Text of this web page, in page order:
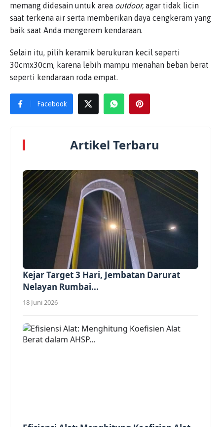
memang didesain untuk area outdoor, agar tidak licin
saat terkena air serta memberikan daya cengkeram yang
baik saat Anda mengerem kendaraan.
Selain itu, pilih keramik berukuran kecil seperti
30cmx30cm, karena lebih mampu menahan beban berat
seperti kendaraan roda empat.
Facebook
Artikel Terbaru
Kejar Target 3 Hari, Jembatan Darurat
Nelayan Rumbai...
18 Juni 2026